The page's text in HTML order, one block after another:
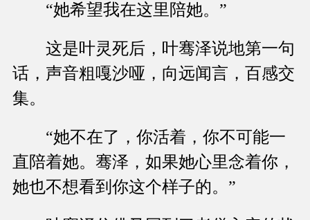
“她希望我在这里陪她。”
这是叶灵死后，叶骞泽说地第一句
话，声音粗嘎沙哑，向远闻言，百感交
集。
“她不在了，你活着，你不可能一
直陪着她。骞泽，如果她心里念着你，
她也不想看到你这个样子的。”